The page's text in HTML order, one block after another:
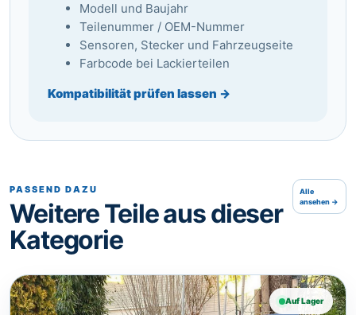
Modell und Baujahr
Teilenummer / OEM-Nummer
Sensoren, Stecker und Fahrzeugseite
Farbcode bei Lackierteilen
Kompatibilität prüfen lassen →
PASSEND DAZU
Weitere Teile aus dieser
Kategorie
Alle
ansehen →
Auf Lager